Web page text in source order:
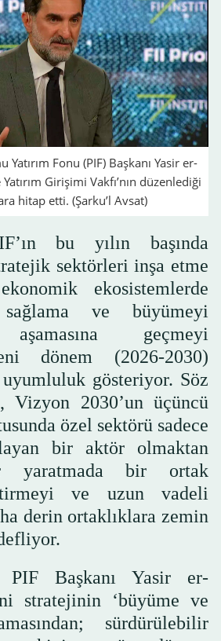
Fonu (PIF) Başkanı Yasir er-
Girişimi Vakfı’nın düzenlediği
hitap etti. (Şarku’l Avsat)
bu yılın başında
sektörleri inşa etme
ekosistemlerde
sağlama ve büyümeyi
aşamasına geçmeyi
dönem (2026-2030)
gösteriyor. Söz
Vizyon 2030’un üçüncü
özel sektörü sadece
bir aktör olmaktan
yaratmada bir ortak
ve uzun vadeli
derin ortaklıklara zemin
PIF Başkanı Yasir er-
stratejinin ‘büyüme ve
sürdürülebilir